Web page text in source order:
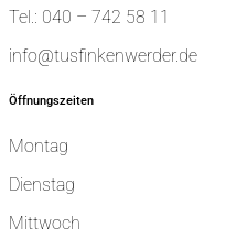
Tel.: 040 – 742 58 11
info@tusfinkenwerder.de
Öffnungszeiten
Montag
Dienstag
Mittwoch